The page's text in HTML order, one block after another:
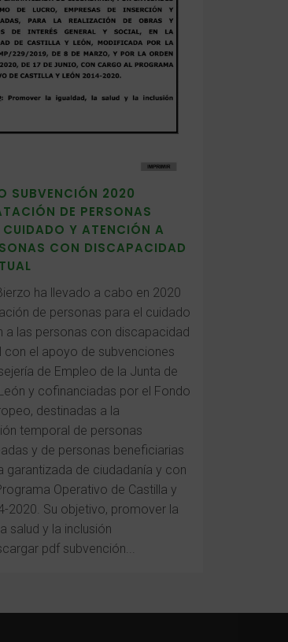
SUBVENCIÓN 2020
DE PERSONAS
CUIDADO Y ATENCIÓN A
CON DISCAPACIDAD
ha llevado a cabo en 2020
de personas para el cuidado
a las personas con discapacidad
con el apoyo de subvenciones
de Empleo de la Junta de
y cofinanciadas por el Fondo
destinadas a la
temporal de personas
y de personas beneficiarias
garantizada de ciudadanía y con
Operativo de Castilla y
2020. Su objetivo, promover la
salud y la inclusión
pdf subvención...